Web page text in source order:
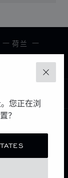
关闭
您正在浏
？
荷兰